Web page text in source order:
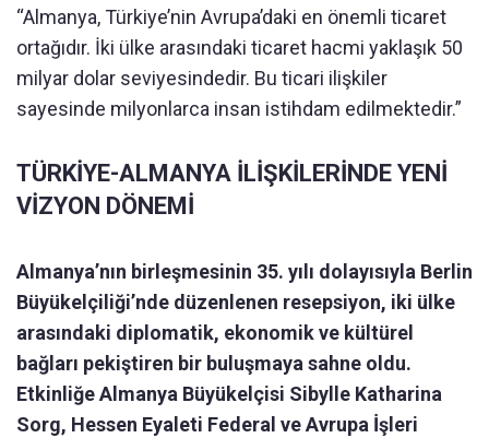
“Almanya, Türkiye’nin Avrupa’daki en önemli ticaret
ortağıdır. İki ülke arasındaki ticaret hacmi yaklaşık 50
milyar dolar seviyesindedir. Bu ticari ilişkiler
sayesinde milyonlarca insan istihdam edilmektedir.”
TÜRKİYE-ALMANYA İLİŞKİLERİNDE YENİ
VİZYON DÖNEMİ
Almanya’nın birleşmesinin 35. yılı dolayısıyla Berlin
Büyükelçiliği’nde düzenlenen resepsiyon, iki ülke
arasındaki diplomatik, ekonomik ve kültürel
bağları pekiştiren bir buluşmaya sahne oldu.
Etkinliğe Almanya Büyükelçisi Sibylle Katharina
Sorg, Hessen Eyaleti Federal ve Avrupa İşleri